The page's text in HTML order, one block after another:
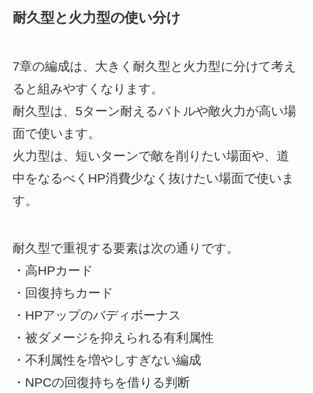
耐久型と火力型の使い分け
7章の編成は、大きく耐久型と火力型に分けて考え
ると組みやすくなります。
耐久型は、5ターン耐えるバトルや敵火力が高い場
面で使います。
火力型は、短いターンで敵を削りたい場面や、道
中をなるべくHP消費少なく抜けたい場面で使いま
す。
耐久型で重視する要素は次の通りです。
・高HPカード
・回復持ちカード
・HPアップのバディボーナス
・被ダメージを抑えられる有利属性
・不利属性を増やしすぎない編成
・NPCの回復持ちを借りる判断